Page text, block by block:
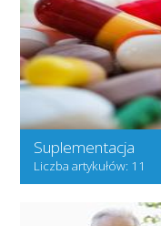
Suplementacja
Liczba artykułów: 11